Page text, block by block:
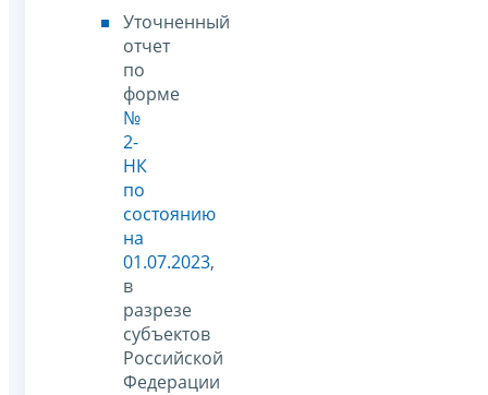
Уточненный
отчет
по
форме
№
2-
НК
по
состоянию
на
01.07.2023,
в
разрезе
субъектов
Российской
Федерации